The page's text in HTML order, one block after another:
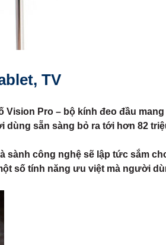
TV
Pro – bộ kính đeo đầu
sẵn sàng bỏ ra tới hơn 82
công nghệ sẽ lập tức sắm
số tính năng ưu việt mà người